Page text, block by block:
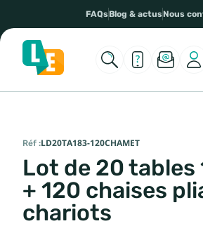
FAQsBlog & actusNous
Réf :LD20TA183-120CHAMET
Lot de 20 tables
+ 120 chaises
chariots